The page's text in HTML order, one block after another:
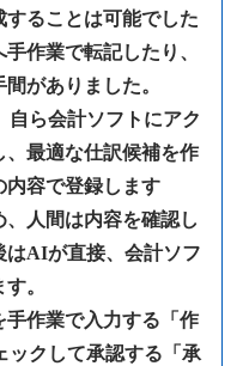
ることは可能でした
作業で転記したり、
がありました。
自ら会計ソフトにアク
、最適な仕訳候補を作
内容で登録します
人間は内容を確認し
はAIが直接、会計ソフ
。
手作業で入力する「作
ックして承認する「承